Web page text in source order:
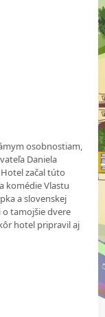
osobnostiam,
Daniela
začal túto
komédie Vlastu
a slovenskej
o tamojšie dvere
hotel pripravil aj